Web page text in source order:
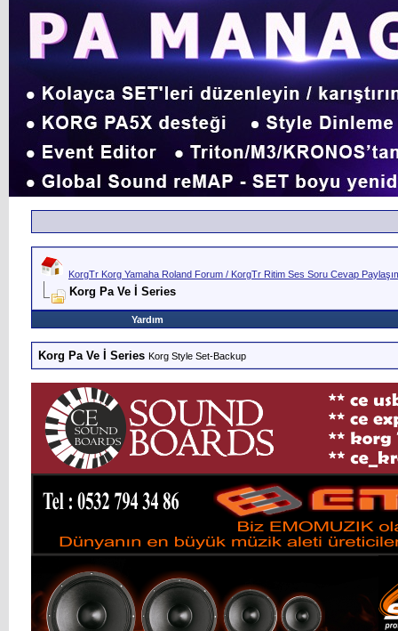
KorgTr Korg Yamaha Roland Forum / KorgTr Ritim Ses Soru Cevap
Korg Pa Ve İ Series
Yardım
Korg Pa Ve İ Series Korg Style Set-Backup